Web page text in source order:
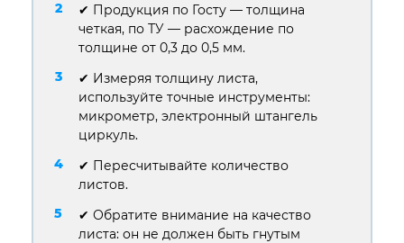
✔ Продукция по Госту — толщина
четкая, по ТУ — расхождение по
толщине от 0,3 до 0,5 мм.
✔ Измеряя толщину листа,
используйте точные инструменты:
микрометр, электронный штангель
циркуль.
✔ Пересчитывайте количество
листов.
✔ Обратите внимание на качество
листа: он не должен быть гнутым